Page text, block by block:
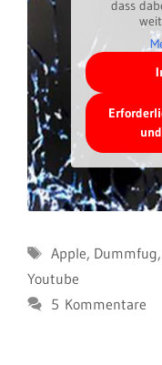
dass
Schlagwörter
Apple, Dummfug,
Youtube
5 Kommentare